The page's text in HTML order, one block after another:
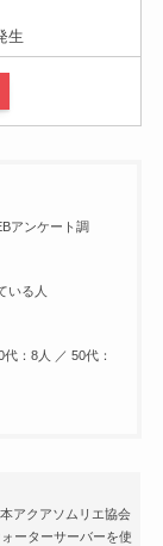
生
アンケート調
いる人
：8人 ／ 50代：
アクアソムリエ協会
ーターサーバーを使